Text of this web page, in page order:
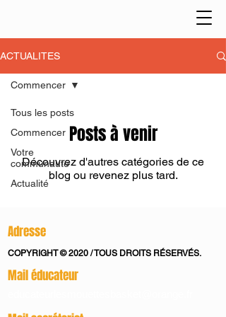
ACTUALITES
Tous les posts
Commencer
Votre
communauté
Actualité
Commencer
Posts à venir
Découvrez d'autres catégories de ce
blog ou revenez plus tard.
Adresse
COPYRIGHT © 2020 / TOUS DROITS RÉSERVÉS.
Mail éducateur